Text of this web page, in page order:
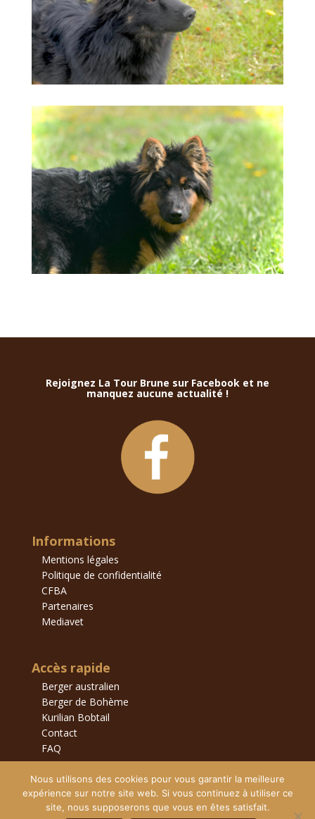
Rejoignez La Tour Brune sur Facebook et ne
manquez aucune actualité !
Informations
Mentions légales
Politique de confidentialité
CFBA
Partenaires
Mediavet
Accès rapide
Berger australien
Berger de Bohème
Kurilian Bobtail
Contact
FAQ
Nous utilisons des cookies pour vous garantir la meilleure
expérience sur notre site web. Si vous continuez à utiliser ce
site, nous supposerons que vous en êtes satisfait.